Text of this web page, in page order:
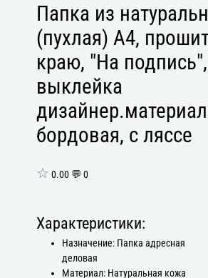
Папка из
(пухлая) А4,
краю, "На подпись",
выклейка
бордовая, с ляссе
☆ 0.00 💬 0
Характеристики:
Назначение: Папка адресная
деловая
Материал: Натуральная кожа